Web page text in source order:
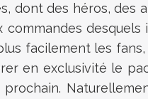
dont des héros, des
commandes
facilement les
en exclusivité le